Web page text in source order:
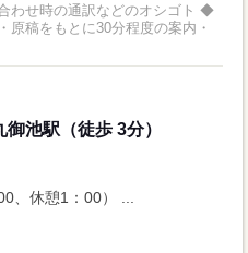
せ時の通訳などのオシゴト ◆
原稿をもとに30分程度の案内・
池駅（徒歩 3分）
、休憩1：00） ...